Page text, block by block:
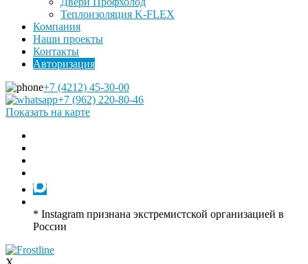
Теплоизоляция K-FLEX
Компания
Наши проекты
Контакты
Авторизация
+7 (4212) 45-30-00
+7 (962) 220-80-46
Показать на карте
* Instagram признана экстремистской организацией в
России